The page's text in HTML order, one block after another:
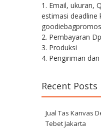
1. Email, ukuran,
estimasi deadline
2. Pembayaran
3. Produksi
4. Pengiriman
Recent Posts
Jual Tas Kanvas
Tebet Jakarta